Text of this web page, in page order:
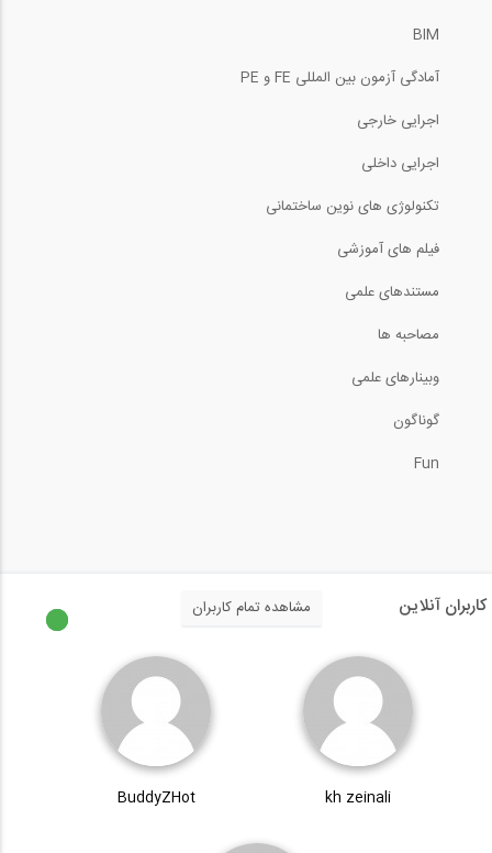
BIM
آمادگی آزمون بین المللی FE و PE
اجرایی خارجی
اجرایی داخلی
تکنولوژی های نوین ساختمانی
فیلم های آموزشی
مستندهای علمی
مصاحبه ها
وبینارهای علمی
گوناگون
Fun
کاربران آنلاین مشاهده تمام کاربران
kh zeinali
BuddyZHot